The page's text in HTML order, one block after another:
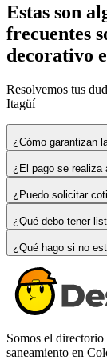
Estas son
frecuentes
decorativo
Resolvemos tus
Itagüí
¿Cómo garantizan
¿El pago se realiza
¿Puedo solicitar
¿Qué debo tener
¿Qué hago si no
Somos el
saneamiento en